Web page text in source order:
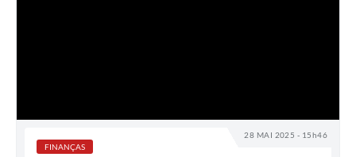
28 MAI 2025 - 15h46
FINANÇAS